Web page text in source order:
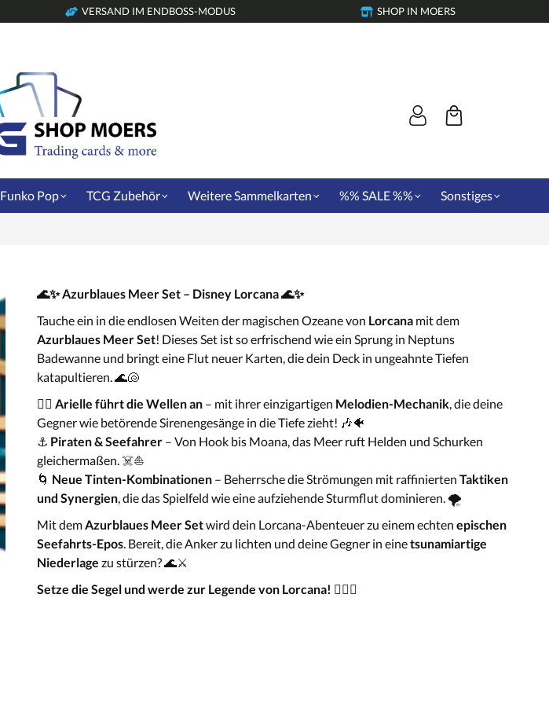
VERSAND IM ENDBOSS-MODUS SHOP IN MOERS
Funko Pop TCG Zubehör Weitere Sammelkarten %% SALE %% Sonstiges
🌊✨ Azurblaues Meer Set – Disney Lorcana 🌊✨
Tauche ein in die endlosen Weiten der magischen Ozeane von Lorcana mit dem
Azurblaues Meer Set! Dieses Set ist so erfrischend wie ein Sprung in Neptuns
Badewanne und bringt eine Flut neuer Karten, die dein Deck in ungeahnte Tiefen
katapultieren. 🌊🐚
🧜‍♀️ Arielle führt die Wellen an – mit ihrer einzigartigen Melodien-Mechanik , die deine
Gegner wie betörende Sirenengesänge in die Tiefe zieht! 🎶🐠
⚓ Piraten & Seefahrer – Von Hook bis Moana, das Meer ruft Helden und Schurken
gleichermaßen. ☠️⛵
🌀 Neue Tinten-Kombinationen – Beherrsche die Strömungen mit raffinierten Taktiken
und Synergien , die das Spielfeld wie eine aufziehende Sturmflut dominieren. 🌪️
Mit dem Azurblaues Meer Setwird dein Lorcana-Abenteuer zu einem echten epischen
Seefahrts-Epos . Bereit, die Anker zu lichten und deine Gegner in einetsunamiartige
Niederlage zu stürzen? 🌊⚔️
Setze die Segel und werde zur Legende von Lorcana! 🏴‍☠️✨